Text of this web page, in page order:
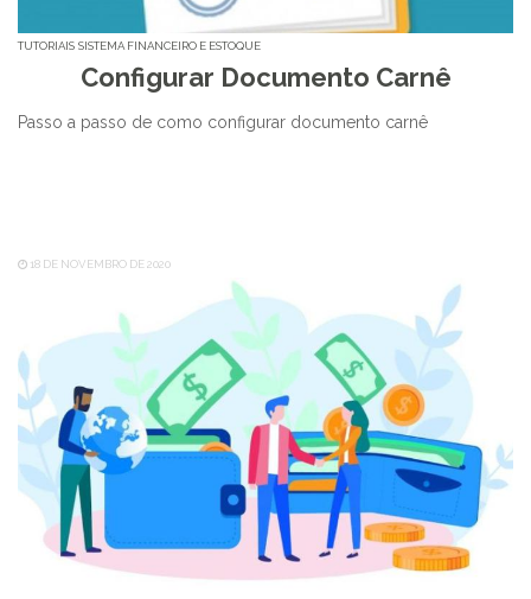
TUTORIAIS SISTEMA FINANCEIRO E ESTOQUE
Configurar Documento Carnê
Passo a passo de como configurar documento carnê
18 DE NOVEMBRO DE 2020